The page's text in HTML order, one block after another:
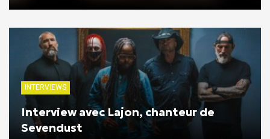
INTERVIEWS
Interview avec Lajon, chanteur de
Sevendust